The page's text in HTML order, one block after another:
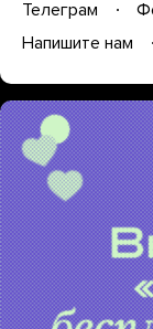
Телеграм
Напишите нам